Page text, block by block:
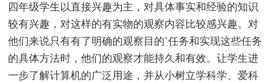
四年级学生以直接兴趣为主，对具体事实和经验的知识
较有兴趣，对这样的有实物的观察内容比较感兴趣。对
他们来说只有有了明确的观察目的`任务和实现这些任务
的具体方法时，他们的观察才能持久和有效。让学生进
一步了解计算机的广泛用途，并从小树立学科学、爱科